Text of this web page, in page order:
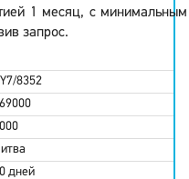
1 месяц, с минимальным
запрос.
8352
дней